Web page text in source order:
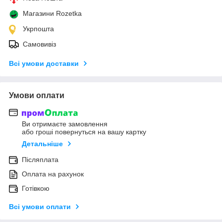
Магазини Rozetka
Укрпошта
Самовивіз
Всі умови доставки
Умови оплати
Ви отримаєте замовлення
або гроші повернуться на вашу картку
Детальніше
Післяплата
Оплата на рахунок
Готівкою
Всі умови оплати